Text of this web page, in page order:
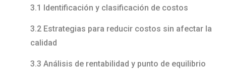
3.1 Identificación y clasificación de costos
3.2 Estrategias para reducir costos sin afectar la
calidad
3.3 Análisis de rentabilidad y punto de equilibrio